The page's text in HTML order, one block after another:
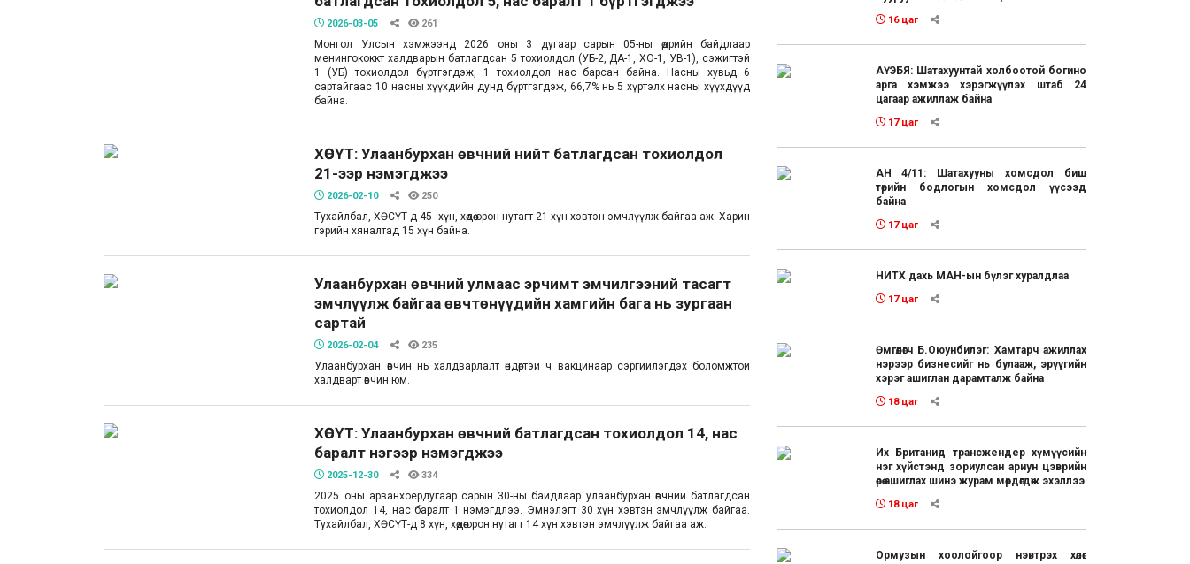
2026-03-05 261
Монгол Улсын хэмжээнд 2026 оны 3 дугаар сарын 05-ны өдрийн байдлаар
менингококкт халдварын батлагдсан 5 тохиолдол (УБ-2, ДА-1, ХО-1, УВ-1), сэжигтэй
1 (УБ) тохиолдол бүртгэгдэж, 1 тохиолдол нас барсан байна. Насны хувьд 6
сартайгаас 10 насны хүүхдийн дунд бүртгэгдэж, 66,7% нь 5 хүртэлх насны хүүхдүүд
байна.
ХӨСҮТ: Улаанбурхан өвчний нийт батлагдсан тохиолдол
21-ээр нэмэгджээ
2026-02-10 250
Тухайлбал, ХӨСҮТ-д 45 хүн, хөдөө орон нутагт 21 хүн хэвтэн эмчлүүлж байгаа аж. Харин
гэрийн хяналтад 15 хүн байна.
Улаанбурхан өвчний улмаас эрчимт эмчилгээний тасагт
эмчлүүлж байгаа өвчтөнүүдийн хамгийн бага нь зургаан
сартай
2026-02-04 235
Улаанбурхан өвчин нь халдварлалт өндөртэй ч вакцинаар сэргийлэгдэх боломжтой
халдварт өвчин юм.
ХӨСҮТ: Улаанбурхан өвчний батлагдсан тохиолдол 14, нас
баралт нэгээр нэмэгджээ
2025-12-30 334
2025 оны арванхоёрдугаар сарын 30-ны байдлаар улаанбурхан өвчний батлагдсан
тохиолдол 14, нас баралт 1 нэмэгдлээ. Эмнэлэгт 30 хүн хэвтэн эмчлүүлж байгаа.
Тухайлбал, ХӨСҮТ-д 8 хүн, хөдөө орон нутагт 14 хүн хэвтэн эмчлүүлж байгаа аж.
16 цаг
АҮЭБЯ: Шатахуунтай холбоотой богино
арга хэмжээ хэрэгжүүлэх штаб 24
цагаар ажиллаж байна
17 цаг
АН 4/11: Шатахууны хомсдол биш
төрийн бодлогын хомсдол үүсээд
байна
17 цаг
НИТХ дахь МАН-ын бүлэг хуралдлаа
17 цаг
Өмгөөлөгч Б.Оюунбилэг: Хамтарч ажиллах
нэрээр бизнесийг нь булааж, эрүүгийн
хэрэг ашиглан дарамталж байна
18 цаг
Их Британид трансжендер хүмүүсийн
нэг хүйстэнд зориулсан ариун цэврийн
өрөө ашиглах шинэ журам мөрдөгдөж эхэллээ
18 цаг
Ормузын хоолойгоор нэвтрэх хөлөг